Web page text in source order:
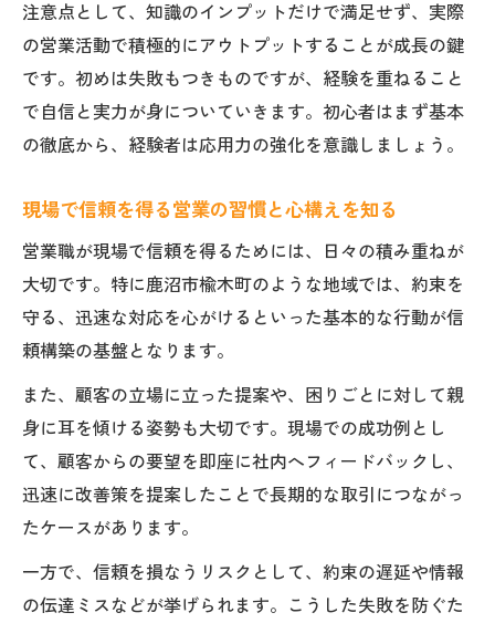
注意点として、知識のインプットだけで満足せず、実際
の営業活動で積極的にアウトプットすることが成長の鍵
です。初めは失敗もつきものですが、経験を重ねること
で自信と実力が身についていきます。初心者はまず基本
の徹底から、経験者は応用力の強化を意識しましょう。
現場で信頼を得る営業の習慣と心構えを知る
営業職が現場で信頼を得るためには、日々の積み重ねが
大切です。特に鹿沼市楡木町のような地域では、約束を
守る、迅速な対応を心がけるといった基本的な行動が信
頼構築の基盤となります。
また、顧客の立場に立った提案や、困りごとに対して親
身に耳を傾ける姿勢も大切です。現場での成功例とし
て、顧客からの要望を即座に社内へフィードバックし、
迅速に改善策を提案したことで長期的な取引につながっ
たケースがあります。
一方で、信頼を損なうリスクとして、約束の遅延や情報
の伝達ミスなどが挙げられます。こうした失敗を防ぐた